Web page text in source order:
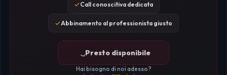
Call conoscitiva dedicata
Abbinamento al professionista giusto
Presto disponibile
Hai bisogno di noi adesso?